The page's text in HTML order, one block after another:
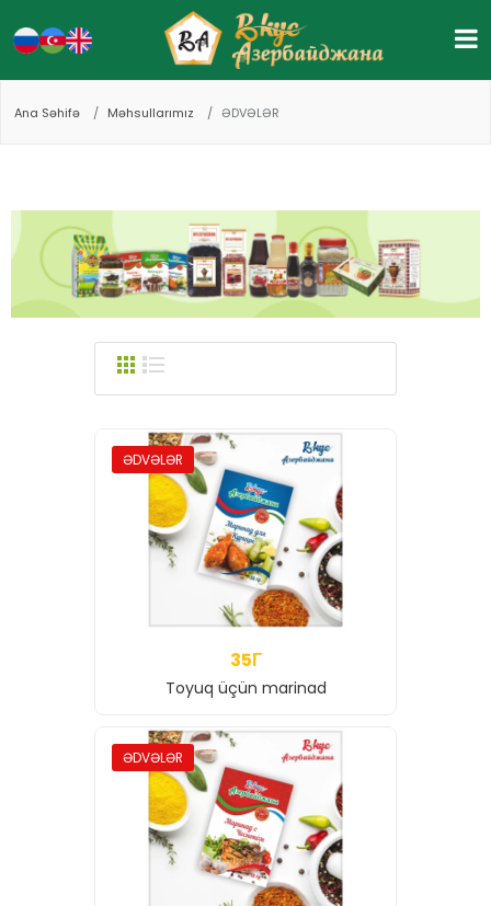
Ana Səhifə Məhsullarımız ƏDVƏLƏR
ƏDVƏLƏR
35Г
Toyuq üçün marinad
ƏDVƏLƏR